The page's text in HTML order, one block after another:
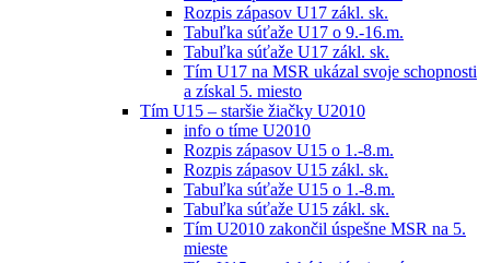
Rozpis zápasov U17 zákl. sk.
Tabuľka súťaže U17 o 9.-16.m.
Tabuľka súťaže U17 zákl. sk.
Tím U17 na MSR ukázal svoje schopnosti
a získal 5. miesto
Tím U15 – staršie žiačky U2010
info o tíme U2010
Rozpis zápasov U15 o 1.-8.m.
Rozpis zápasov U15 zákl. sk.
Tabuľka súťaže U15 o 1.-8.m.
Tabuľka súťaže U15 zákl. sk.
Tím U2010 zakončil úspešne MSR na 5.
mieste